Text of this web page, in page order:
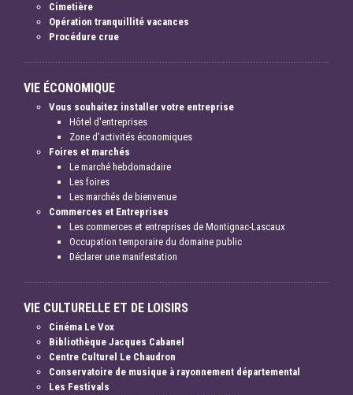
Cimetière
Opération tranquillité vacances
Procédure crue
VIE ÉCONOMIQUE
Vous souhaitez installer votre entreprise
Hôtel d'entreprises
Zone d'activités économiques
Foires et marchés
Le marché hebdomadaire
Les foires
Les marchés de bienvenue
Commerces et Entreprises
Les commerces et entreprises de Montignac-Lascaux
Occupation temporaire du domaine public
Déclarer une manifestation
VIE CULTURELLE ET DE LOISIRS
Cinéma Le Vox
Bibliothèque Jacques Cabanel
Centre Culturel Le Chaudron
Conservatoire de musique à rayonnement départemental
Les Festivals